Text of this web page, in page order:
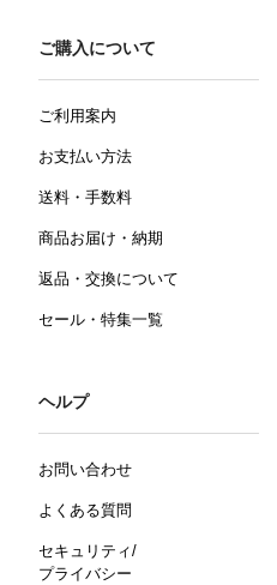
ご購入について
ご利用案内
お支払い方法
送料・手数料
商品お届け・納期
返品・交換について
セール・特集一覧
ヘルプ
お問い合わせ
よくある質問
セキュリティ/
プライバシー